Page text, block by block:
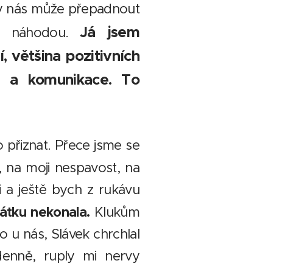
nás může přepadnout
náhodou.Já jsem
většina pozitivních
komunikace. To
přiznat. Přece jsme se
, na moji nespavost, na
a ještě bych z rukávu
nekonala. Klukům
u nás, Slávek chrchlal
ruply mi nervy